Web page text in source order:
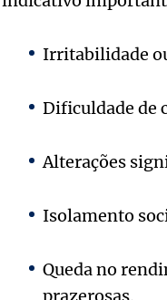
Irritabilidade
Dificuldade de
Alterações
Isolamento
Queda no